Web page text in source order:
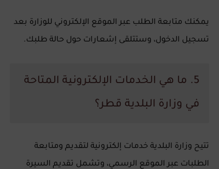
يمكنك متابعة الطلب عبر الموقع الإلكتروني للوزارة بعد
تسجيل الدخول، وستتلقى إشعارات حول حالة طلبك.
5. ما هي الخدمات الإلكترونية المتاحة
في وزارة البلدية قطر؟
تتيح وزارة البلدية خدمات إلكترونية لتقديم ومتابعة
الطلبات عبر الموقع الرسمي، وتشمل تقديم السيرة